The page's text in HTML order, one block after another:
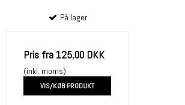
På lager
Pris fra 125,00 DKK
(inkl. moms)
VIS/KØB PRODUKT